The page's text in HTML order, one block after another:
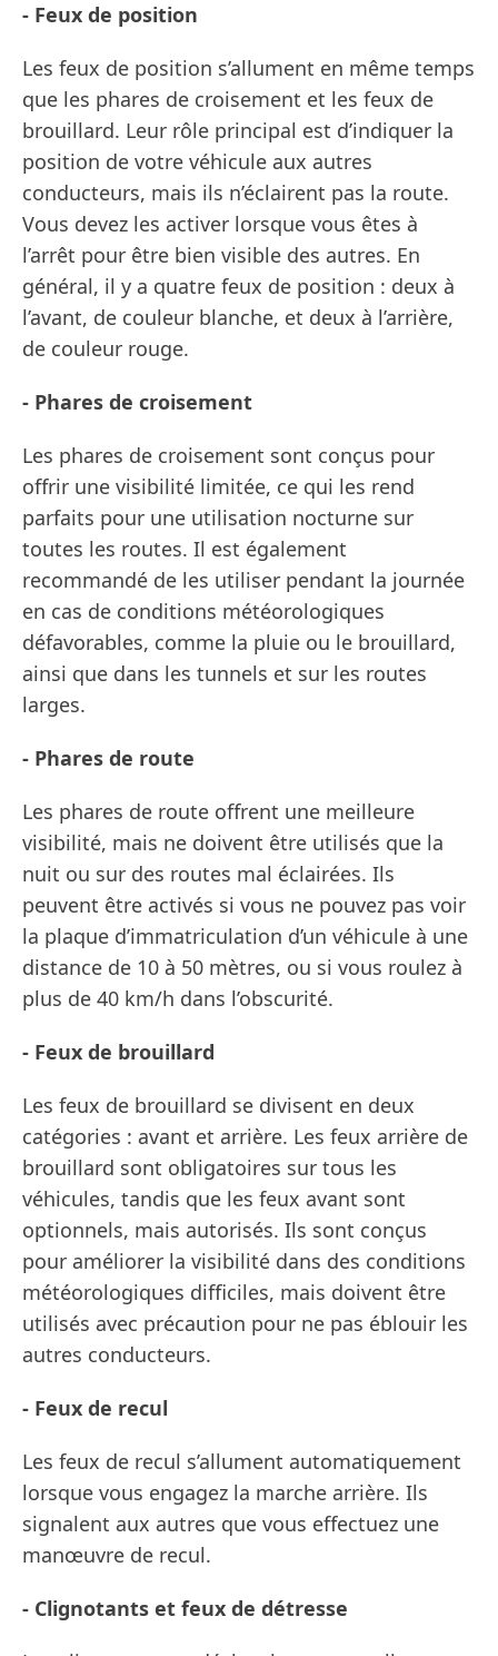
- Feux de position
Les feux de position s’allument en même temps
que les phares de croisement et les feux de
brouillard. Leur rôle principal est d’indiquer la
position de votre véhicule aux autres
conducteurs, mais ils n’éclairent pas la route.
Vous devez les activer lorsque vous êtes à
l’arrêt pour être bien visible des autres. En
général, il y a quatre feux de position : deux à
l’avant, de couleur blanche, et deux à l’arrière,
de couleur rouge.
- Phares de croisement
Les phares de croisement sont conçus pour
offrir une visibilité limitée, ce qui les rend
parfaits pour une utilisation nocturne sur
toutes les routes. Il est également
recommandé de les utiliser pendant la journée
en cas de conditions météorologiques
défavorables, comme la pluie ou le brouillard,
ainsi que dans les tunnels et sur les routes
larges.
- Phares de route
Les phares de route offrent une meilleure
visibilité, mais ne doivent être utilisés que la
nuit ou sur des routes mal éclairées. Ils
peuvent être activés si vous ne pouvez pas voir
la plaque d’immatriculation d’un véhicule à une
distance de 10 à 50 mètres, ou si vous roulez à
plus de 40 km/h dans l’obscurité.
- Feux de brouillard
Les feux de brouillard se divisent en deux
catégories : avant et arrière. Les feux arrière de
brouillard sont obligatoires sur tous les
véhicules, tandis que les feux avant sont
optionnels, mais autorisés. Ils sont conçus
pour améliorer la visibilité dans des conditions
météorologiques difficiles, mais doivent être
utilisés avec précaution pour ne pas éblouir les
autres conducteurs.
- Feux de recul
Les feux de recul s’allument automatiquement
lorsque vous engagez la marche arrière. Ils
signalent aux autres que vous effectuez une
manœuvre de recul.
- Clignotants et feux de détresse